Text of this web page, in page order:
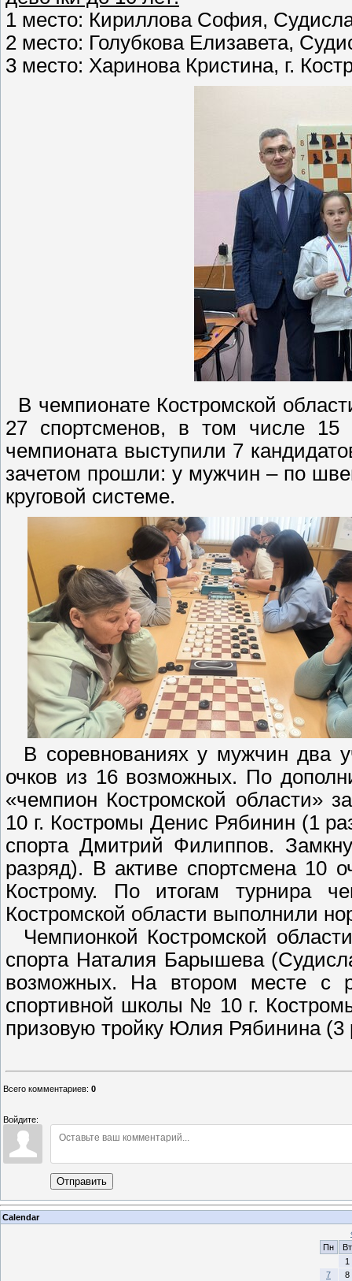
1 место: Кириллова София,
2 место: Голубкова Елизавета,
3 место: Харинова Кристина, г.
В чемпионате Костромской
27 спортсменов, в том числе
чемпионата выступили 7
зачетом прошли: у мужчин – по
круговой системе.
В соревнованиях у мужчин два
очков из 16 возможных. По
«чемпион Костромской области»
10 г. Костромы Денис Рябинин (1
спорта Дмитрий Филиппов.
разряд). В активе спортсмена 10
Кострому. По итогам турнира
Костромской области выполнили
Чемпионкой Костромской
спорта Наталия Барышева
возможных. На втором месте с
спортивной школы № 10 г.
призовую тройку Юлия Рябинина (3
Всего комментариев: 0
Войдите:
Отправить
Calendar
Пн
Вт
1
7
8